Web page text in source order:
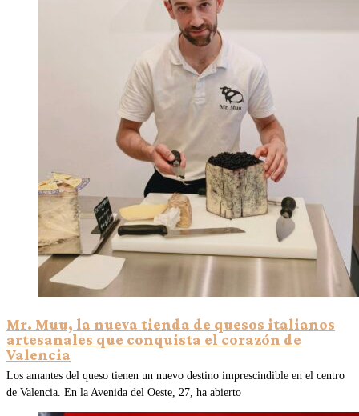
Mr. Muu, la nueva tienda de quesos italianos
artesanales que conquista el corazón de
Valencia
Los amantes del queso tienen un nuevo destino imprescindible en el centro
de Valencia. En la Avenida del Oeste, 27, ha abierto